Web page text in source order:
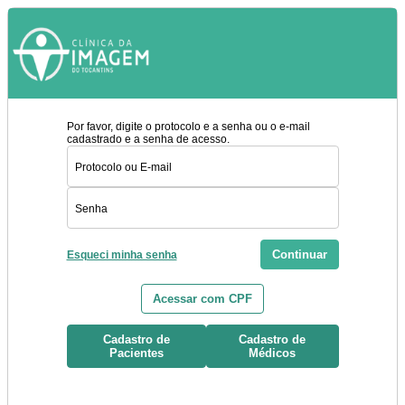
Por favor, digite o protocolo e a senha ou o e-mail
cadastrado e a senha de acesso.
Esqueci minha senha Continuar
Acessar com CPF
Cadastro de
Pacientes
Cadastro de
Médicos